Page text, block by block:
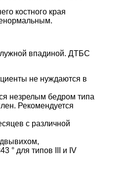
костного края
впадиной. ДТБС
не нуждаются в
незрелым бедром типа
Рекомендуется
с различной
° для типов III и IV